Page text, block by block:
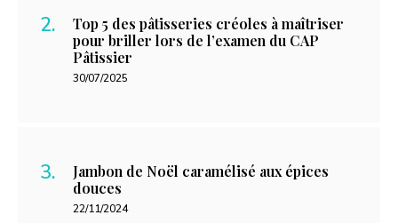
Top 5 des pâtisseries créoles à maîtriser
pour briller lors de l’examen du CAP
Pâtissier
30/07/2025
Jambon de Noël caramélisé aux épices
douces
22/11/2024